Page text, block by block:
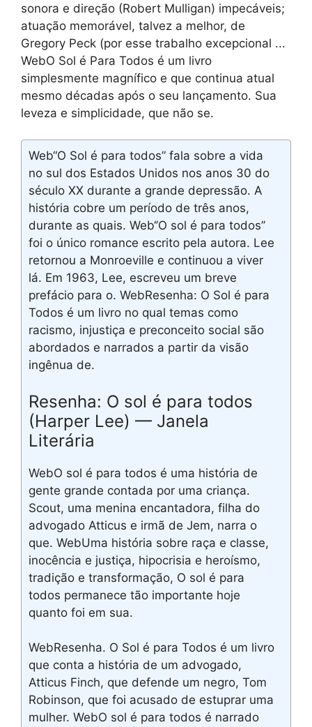
sonora e direção (Robert Mulligan) impecáveis;
atuação memorável, talvez a melhor, de
Gregory Peck (por esse trabalho excepcional ...
WebO Sol é Para Todos é um livro
simplesmente magnífico e que continua atual
mesmo décadas após o seu lançamento. Sua
leveza e simplicidade, que não se.
Web“O Sol é para todos” fala sobre a vida
no sul dos Estados Unidos nos anos 30 do
século XX durante a grande depressão. A
história cobre um período de três anos,
durante as quais. Web‘’O sol é para todos’’
foi o único romance escrito pela autora. Lee
retornou a Monroeville e continuou a viver
lá. Em 1963, Lee, escreveu um breve
prefácio para o. WebResenha: O Sol é para
Todos é um livro no qual temas como
racismo, injustiça e preconceito social são
abordados e narrados a partir da visão
ingênua de.
Resenha: O sol é para todos
(Harper Lee) — Janela
Literária
WebO sol é para todos é uma história de
gente grande contada por uma criança.
Scout, uma menina encantadora, filha do
advogado Atticus e irmã de Jem, narra o
que. WebUma história sobre raça e classe,
inocência e justiça, hipocrisia e heroísmo,
tradição e transformação, O sol é para
todos permanece tão importante hoje
quanto foi em sua.
WebResenha. O Sol é para Todos é um livro
que conta a história de um advogado,
Atticus Finch, que defende um negro, Tom
Robinson, que foi acusado de estuprar uma
mulher. WebO sol é para todos é narrado